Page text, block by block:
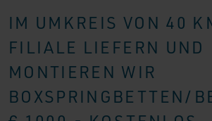
IM UMKREIS VON 40
FILIALE LIEFERN UND
MONTIEREN WIR
BOXSPRINGBETTEN/